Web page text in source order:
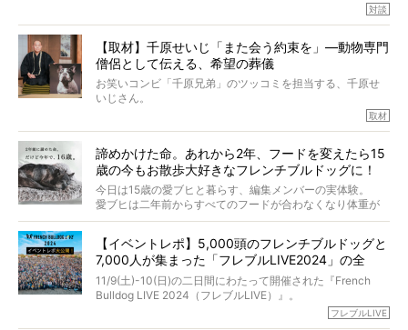
力をもつお笑い芸人「シークエンスはやとも」さんに、愛
犬の旅立ちや供養についてインタビュー。
インタビュアー兼対談相手は、大の犬好きで心霊分野の知
識にも長けているPELIさん。
「愛犬が旅立ったあと、ベッドやおもちゃはどうすればい
い？」「お骨はどうするべき？」「お花やお線香は喜んで
くれる？」
さらには、霊感がない人でも愛犬が成仏したことを知る方
法まで。
お笑い芸人だからこそ暗くなりすぎない、むしろ心がスッ
と軽くなる。
永久保存版のスペシャル対談です！
対談
【取材】千原せいじ「また会う約束を」―動物専門
僧侶として伝える、希望の葬儀
お笑いコンビ「千原兄弟」のツッコミを担当する、千原せ
いじさん。
今年で結成35周年を迎え、芸人としての活躍も目覚ましい
た。
僧侶としての名は「靖賢（せいけん）」。
当時54歳という年齢にして、なぜ動物専門僧侶という道を
選んだのか。
また、愛犬の旅立ちとどのように向き合うべきなのか。
た。
取材
諦めかけた命。あれから2年、フードを変えたら15
歳の今もお散歩大好きなフレンチブルドッグに！
今日は15歳の愛ブヒと暮らす、編集メンバーの実体験。
愛ブヒは二年前からすべてのフードが合わなくなり体重が
激減。検査をしても異常はなく「年齢のせいですね…」と言
もう諦めるしかないのかな…そんなとき、我が家に届いたの
が「THE fu-do(ザ・フード)」の試食品でした。
そして「THE fu-do(ザ・フード)」を食べつづけて二年、愛
ブヒは15歳になり、今も元気にお散歩をしています。
今回は、二年前の絶望から今までを包み隠さず、時系列で
【イベントレポ】5,000頭のフレンチブルドッグと
7,000人が集まった「フレブルLIVE2024」の全
貌！
11/9(土)-10(日)の二日間にわたって開催された『French
Bulldog LIVE 2024（フレブルLIVE）』。
今年はのべ5,000頭のフレンチブルドッグと7,000人のフレ
フレブルLIVE